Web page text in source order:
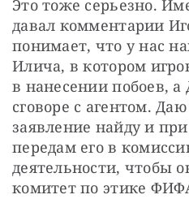
Это тоже серьезно.
давал комментарии
понимает, что у нас
Илича, в котором
в нанесении побоев,
сговоре с агентом.
заявление найду и
передам его в
деятельности, чтобы
комитет по этике